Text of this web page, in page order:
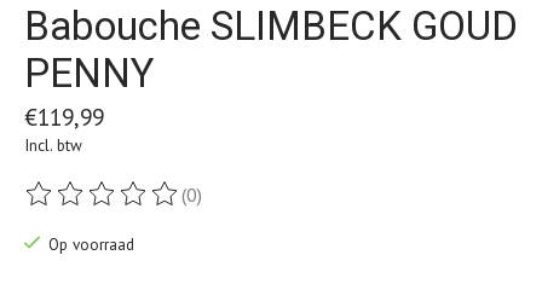
Babouche SLIMBECK GOUD
PENNY
€119,99
Incl. btw
De beoordeling van dit product is
(0)
Op voorraad